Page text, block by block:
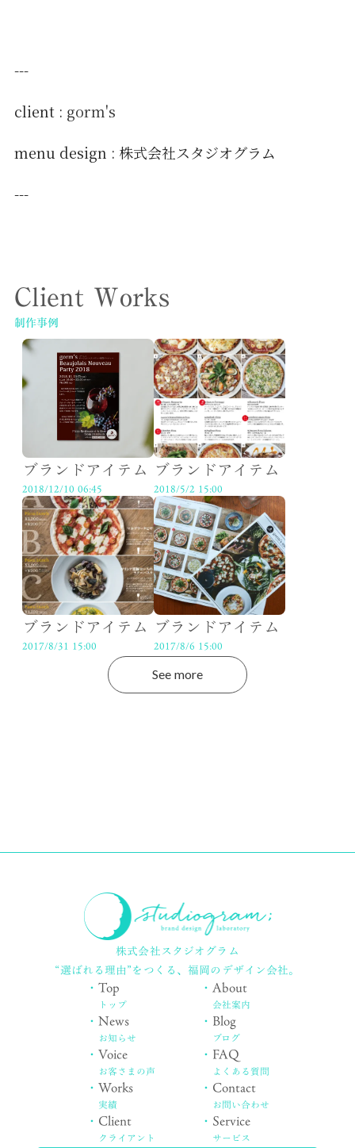
---
client : gorm's
menu design : 株式会社スタジオグラム
---
Client Works
制作事例
ブランドアイテム
2018/12/10 06:45
ブランドアイテム
2018/5/2 15:00
ブランドアイテム
2017/8/31 15:00
ブランドアイテム
2017/8/6 15:00
See more
株式会社スタジオグラム
“選ばれる理由”をつくる、福岡のデザイン会社。
・Top
トップ
・News
お知らせ
・Voice
お客さまの声
・Works
実績
・ Client
クライアント
・About
会社案内
・ Blog
ブログ
・ FAQ
よくある質問
・ Contact
お問い合わせ
・ Service
サービス